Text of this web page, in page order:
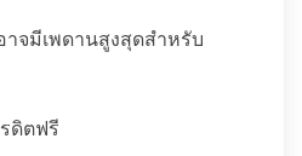
จมีเพดานสูงสุดสำหรับ
ดิตฟรี